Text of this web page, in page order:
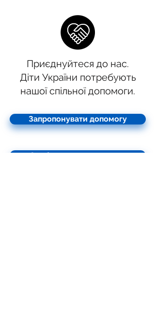
Приєднуйтеся до нас.
Діти України потребують
нашої спільної допомоги.
Запропонувати допомогу
Зробити пожертвування